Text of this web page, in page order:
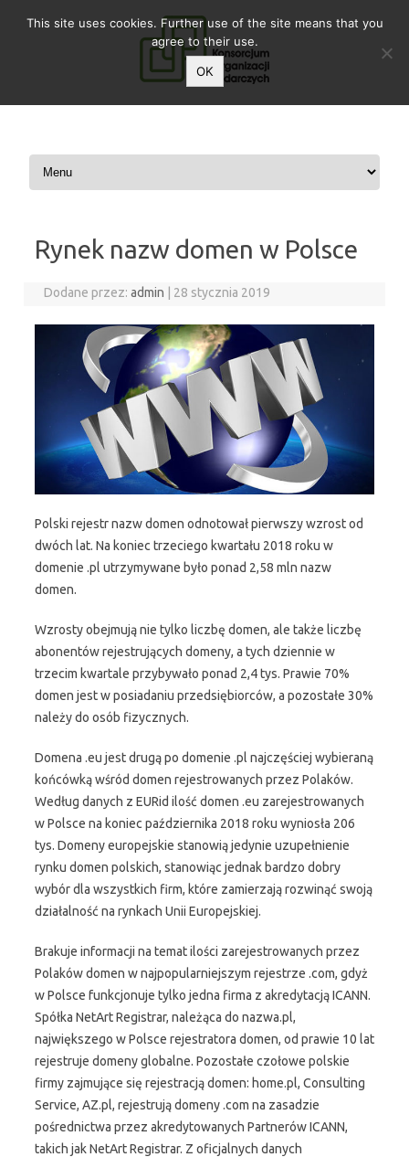
Przeskocz do treści
Rynek nazw domen w Polsce
Dodane przez:admin 28 stycznia 2019
Polski rejestr nazw domen odnotował pierwszy wzrost od
dwóch lat. Na koniec trzeciego kwartału 2018 roku w
domenie .pl utrzymywane było ponad 2,58 mln nazw
domen.
Wzrosty obejmują nie tylko liczbę domen, ale także liczbę
abonentów rejestrujących domeny, a tych dziennie w
trzecim kwartale przybywało ponad 2,4 tys. Prawie 70%
domen jest w posiadaniu przedsiębiorców, a pozostałe 30%
należy do osób fizycznych.
Domena .eu jest drugą po domenie .pl najczęściej wybieraną
końcówką wśród domen rejestrowanych przez Polaków.
Według danych z EURid ilość domen .eu zarejestrowanych
w Polsce na koniec października 2018 roku wyniosła 206
tys. Domeny europejskie stanowią jedynie uzupełnienie
rynku domen polskich, stanowiąc jednak bardzo dobry
wybór dla wszystkich firm, które zamierzają rozwinąć swoją
działalność na rynkach Unii Europejskiej.
Brakuje informacji na temat ilości zarejestrowanych przez
Polaków domen w najpopularniejszym rejestrze .com, gdyż
w Polsce funkcjonuje tylko jedna firma z akredytacją ICANN.
Spółka NetArt Registrar, należąca do nazwa.pl,
największego w Polsce rejestratora domen, od prawie 10 lat
rejestruje domeny globalne. Pozostałe czołowe polskie
firmy zajmujące się rejestracją domen: home.pl, Consulting
Service, AZ.pl, rejestrują domeny .com na zasadzie
pośrednictwa przez akredytowanych Partnerów ICANN,
takich jak NetArt Registrar. Z oficjalnych danych
This site uses cookies. Further use of the site means that you
agree to their use.
OK